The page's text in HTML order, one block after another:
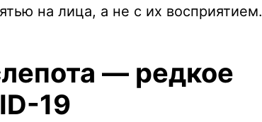
на лица, а не с их восприятием.
— редкое
19